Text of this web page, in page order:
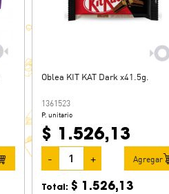
Oblea KIT KAT Dark x41.5g.
1361523
P. unitario
$ 1.526,13
- + Agregar
Total: $ 1.526,13